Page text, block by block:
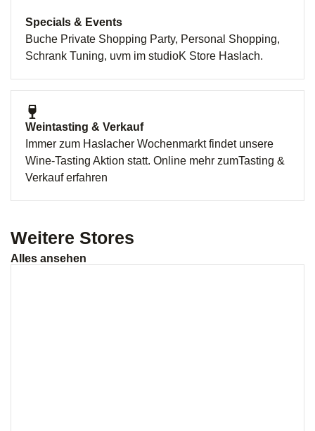
Specials & Events
Buche Private Shopping Party, Personal Shopping,
Schrank Tuning, uvm im studioK Store Haslach.
Weintasting & Verkauf
Immer zum Haslacher Wochenmarkt findet unsere
Wine-Tasting Aktion statt. Online mehr zumTasting &
Verkauf erfahren
Weitere Stores
Alles ansehen